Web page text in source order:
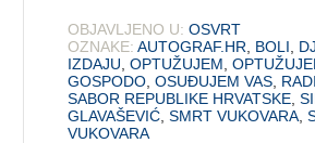
OBJAVLJENO U: OSVRT
OZNAKE: AUTOGRAF.HR BOLI
IZDAJU ,OPTUŽUJEM ,
GOSPODO ,OSUĐUJEM VAS
SABOR REPUBLIKE HRVATSKE ,
GLAVAŠEVIĆ ,SMRT VUKOVARA ,
VUKOVARA